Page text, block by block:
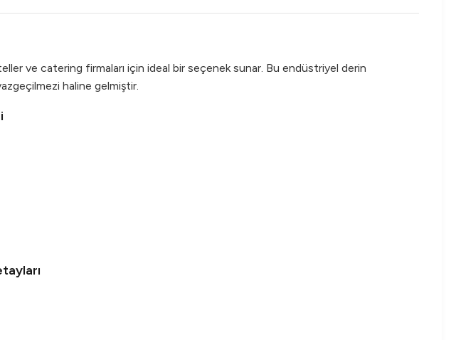
ve catering firmaları için ideal bir seçenek sunar. Bu endüstriyel derin
haline gelmiştir.